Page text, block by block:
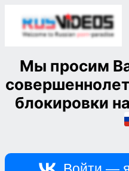
Мы просим
блокировки